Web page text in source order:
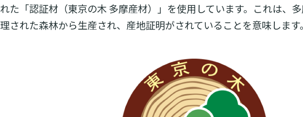
れた「認証材（東京の木 多摩産材）」を使用しています。これは、
理された森林から生産され、産地証明がされていることを意味します。